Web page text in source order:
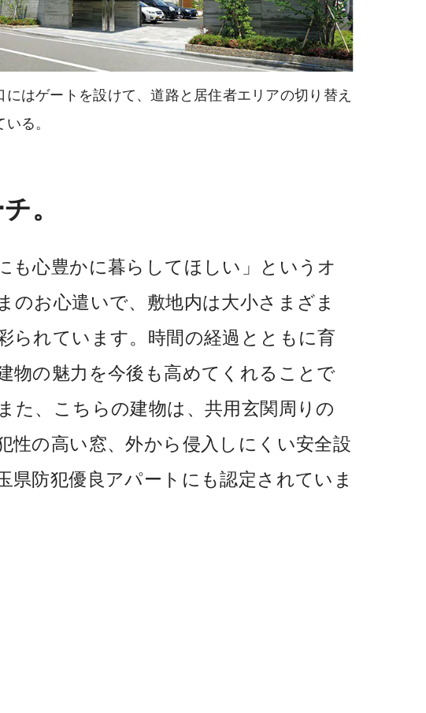
にはゲートを設けて、道路と居住者エリアの切り替え
る。
。
も心豊かに暮らしてほしい」というオ
のお心遣いで、敷地内は大小さまざま
られています。時間の経過とともに育
物の魅力を今後も高めてくれることで
た、こちらの建物は、共用玄関周りの
性の高い窓、外から侵入しにくい安全設
県防犯優良アパートにも認定されていま